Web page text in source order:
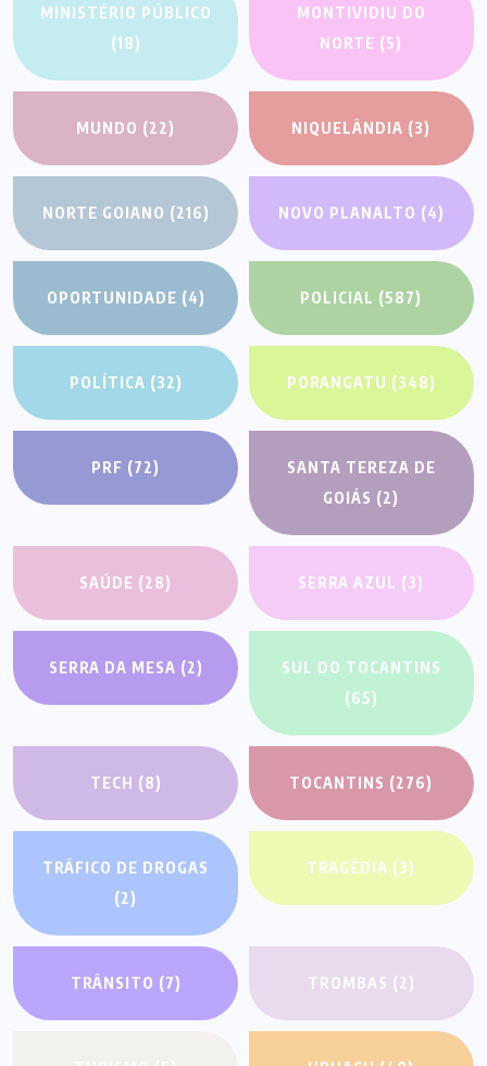
MINISTÉRIO PÚBLICO
(18)
MONTIVIDIU DO
NORTE (5)
MUNDO (22) NIQUELÂNDIA (3)
NORTE GOIANO (216) NOVO PLANALTO (4)
OPORTUNIDADE (4) POLICIAL (587)
POLÍTICA (32) PORANGATU (348)
PRF (72)
SANTA TEREZA DE
GOIÁS (2)
SAÚDE (28) SERRA AZUL (3)
SERRA DA MESA (2)
SUL DO TOCANTINS
(65)
TECH (8) TOCANTINS (276)
TRÁFICO DE DROGAS
(2)
TRAGÉDIA (3)
TRÂNSITO (7) TROMBAS (2)